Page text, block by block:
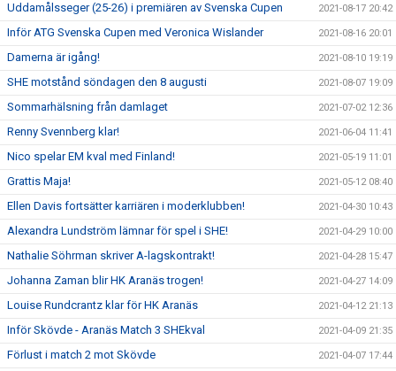
Uddamålsseger (25-26) i premiären av Svenska Cupen 2021-08-17 20:42
Inför ATG Svenska Cupen med Veronica Wislander 2021-08-16 20:01
Damerna är igång! 2021-08-10 19:19
SHE motstånd söndagen den 8 augusti 2021-08-07 19:09
Sommarhälsning från damlaget 2021-07-02 12:36
Renny Svennberg klar! 2021-06-04 11:41
Nico spelar EM kval med Finland! 2021-05-19 11:01
Grattis Maja! 2021-05-12 08:40
Ellen Davis fortsätter karriären i moderklubben! 2021-04-30 10:43
Alexandra Lundström lämnar för spel i SHE! 2021-04-29 10:00
Nathalie Söhrman skriver A-lagskontrakt! 2021-04-28 15:47
Johanna Zaman blir HK Aranäs trogen! 2021-04-27 14:09
Louise Rundcrantz klar för HK Aranäs 2021-04-12 21:13
Inför Skövde - Aranäs Match 3 SHEkval 2021-04-09 21:35
Förlust i match 2 mot Skövde 2021-04-07 17:44